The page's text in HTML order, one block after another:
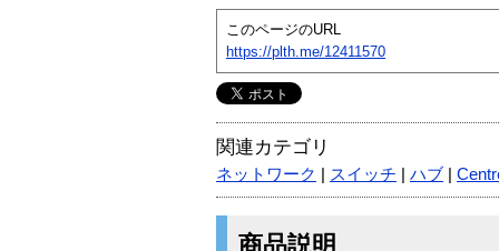
このページのURL
https://plth.me/12411570
関連カテゴリ
ネットワーク スイッチ ハブ
商品説明